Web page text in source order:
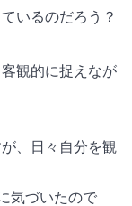
いるのだろう？
観的に捉えなが
、日々自分を観
気づいたので